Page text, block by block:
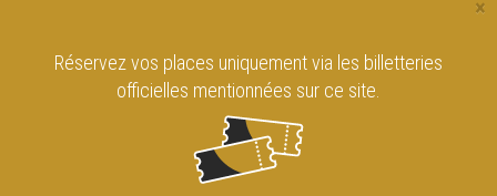
×
Réservez vos places uniquement via les billetteries
officielles mentionnées sur ce site.